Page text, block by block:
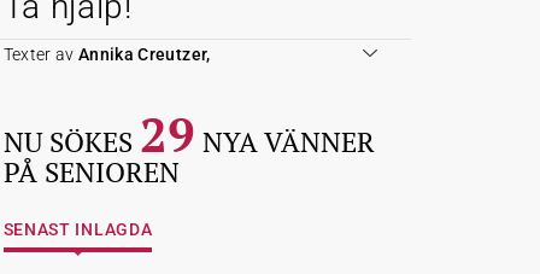
Texter av Annika Creutzer,
NU SÖKES 29 NYA VÄNNER
PÅ SENIOREN
SENAST INLAGDA